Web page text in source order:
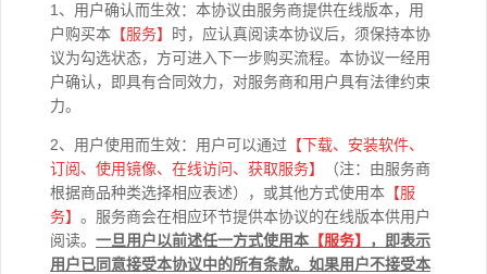
1、用户确认而生效：本协议由服务商提供在线版本，用
户购买本 【服务】
时，应认真阅读本协议后，须保持本协
议为勾选状态，方可进入下一步购买流程。本协议一经用
户确认，即具有合同效力，对服务商和用户具有法律约束
力。
2、用户使用而生效：用户可以通过 【下载、安装软件、
订阅、使用镜像、在线访问、获取服务】
（注：由服务商
根据商品种类选择相应表述），或其他方式使用本 【服
务】 。服务商会在相应环节提供本协议的在线版本供用户
阅读。 一旦用户以前述任一方式使用本 【服务】
，即表示
用户已同意接受本协议中的所有条款。如果用户不接受本